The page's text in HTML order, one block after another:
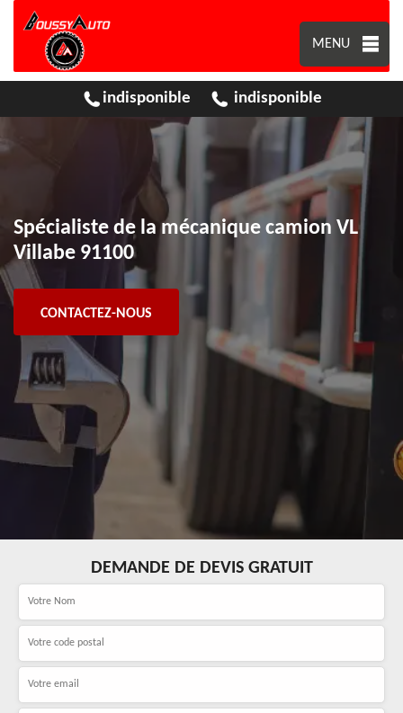
MENU
indisponible indisponible
Spécialiste de la mécanique camion VL
Villabe 91100
CONTACTEZ-NOUS
DEMANDE DE DEVIS GRATUIT